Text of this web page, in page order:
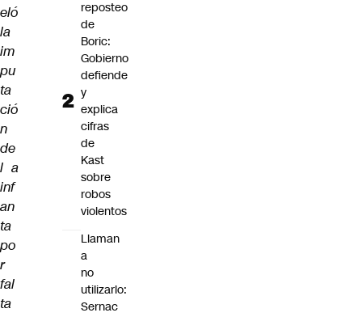
eló
la
im
pu
ta
ció
n
de
l a
inf
an
ta
po
r
fal
ta
reposteo
de
Boric:
Gobierno
defiende
y
explica
cifras
de
Kast
sobre
robos
violentos
Llaman
a
no
utilizarlo:
Sernac